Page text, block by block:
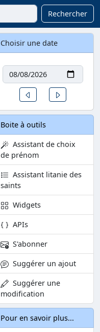
Rechercher
Choisir une date
Date
Un jour avant
Boite à outils
Assistant de choix
de prénom
Assistant litanie des
saints
Widgets
APIs
S'abonner
Suggérer un ajout
Suggérer une
modification
Pour en savoir plus...